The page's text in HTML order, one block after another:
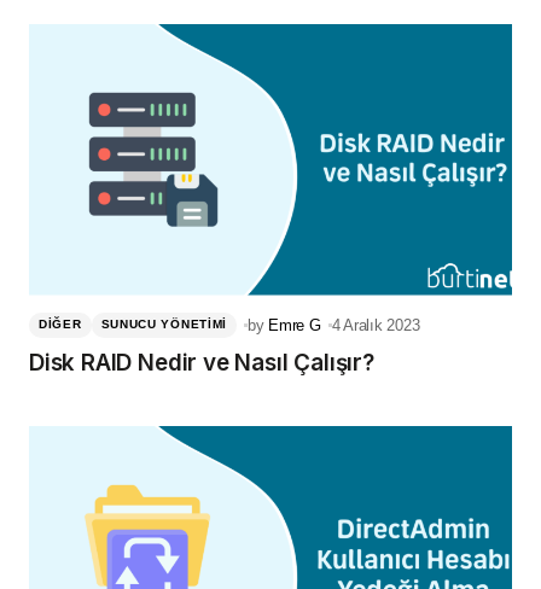
DIĞER SUNUCU YÖNETIMI by Emre G 4 Aralık 2023
Disk RAID Nedir ve Nasıl Çalışır?